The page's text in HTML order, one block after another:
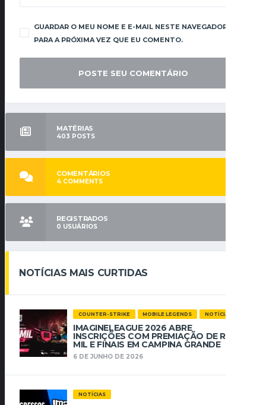
GUARDAR O MEU NOME E E-MAIL NESTE NAVEGADOR
PARA A PRÓXIMA VEZ QUE EU COMENTO.
MATÉRIAS
403 POSTS
COMENTÁRIOS
4 COMMENTS
REGISTRADOS
0 USUÁRIOS
NOTÍCIAS MAIS CURTIDAS
COUNTER-STRIKE MOBILE LEGENDS NOTÍCIAS
IMAGINELEAGUE 2026 ABRE
INSCRIÇÕES COM PREMIAÇÃO DE R$ 112
MIL E FINAIS EM CAMPINA GRANDE
6 DE JUNHO DE 2026
NOTÍCIAS